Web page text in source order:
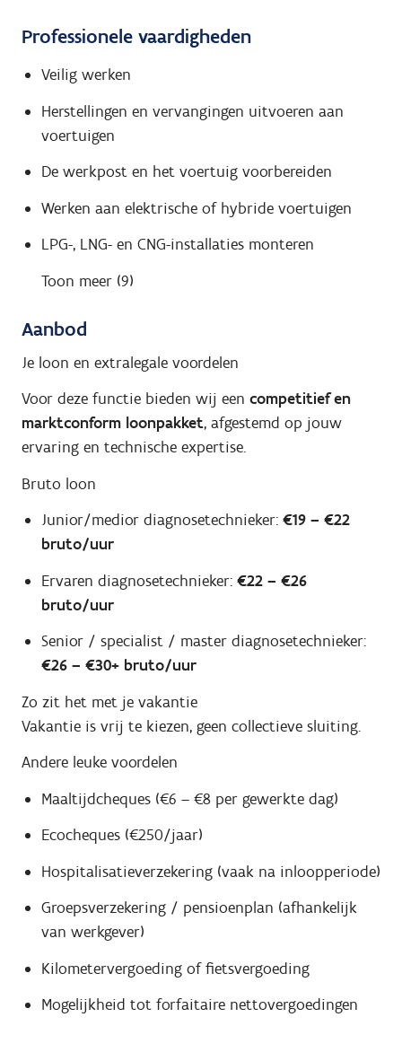
Professionele vaardigheden
Veilig werken
Herstellingen en vervangingen uitvoeren aan
voertuigen
De werkpost en het voertuig voorbereiden
Werken aan elektrische of hybride voertuigen
LPG-, LNG- en CNG-installaties monteren
Toon meer (9)
Aanbod
Je loon en extralegale voordelen
Voor deze functie bieden wij een competitief en
marktconform loonpakket, afgestemd op jouw
ervaring en technische expertise.
Bruto loon
Junior/medior diagnosetechnieker: €19 – €22
bruto/uur
Ervaren diagnosetechnieker: €22 – €26
bruto/uur
Senior / specialist / master diagnosetechnieker:
€26 – €30+ bruto/uur
Zo zit het met je vakantie
Vakantie is vrij te kiezen, geen collectieve sluiting.
Andere leuke voordelen
Maaltijdcheques (€6 – €8 per gewerkte dag)
Ecocheques (€250/jaar)
Hospitalisatieverzekering (vaak na inloopperiode)
Groepsverzekering / pensioenplan (afhankelijk
van werkgever)
Kilometervergoeding of fietsvergoeding
Mogelijkheid tot forfaitaire nettovergoedingen